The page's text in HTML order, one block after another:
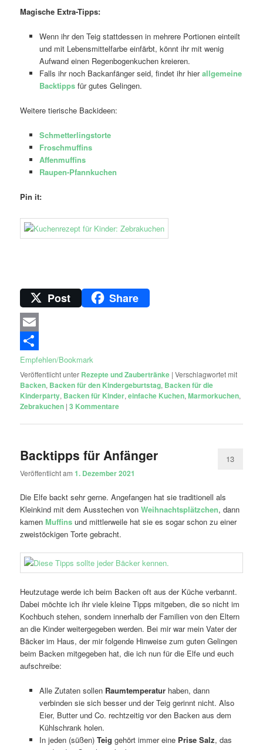
Magische Extra-Tipps:
Wenn ihr den Teig stattdessen in mehrere Portionen einteilt
und mit Lebensmittelfarbe einfärbt, könnt ihr mit wenig
Aufwand einen Regenbogenkuchen kreieren.
Falls ihr noch Backanfänger seid, findet ihr hierallgemeine
Backtippsfür gutes Gelingen.
Weitere tierische Backideen:
Schmetterlingstorte
Froschmuffins
Affenmuffins
Raupen-Pfannkuchen
Pin it:
Post Share
Email
Empfehlen/Bookmark
Veröffentlicht unter Rezepte und Zaubertränke |Verschlagwortet mit
Backen, Backen für den Kindergeburtstag, Backen für die
Kinderparty, Backen für Kinder,einfache Kuchen,Marmorkuchen,
Zebrakuchen |3 Kommentare
Backtipps für Anfänger
Veröffentlicht am1. Dezember 2021
13
Die Elfe backt sehr gerne. Angefangen hat sie traditionell als
Kleinkind mit dem Ausstechen vonWeihnachtsplätzchen, dann
kamen Muffins und mittlerweile hat sie es sogar schon zu einer
zweistöckigen Torte gebracht.
Heutzutage werde ich beim Backen oft aus der Küche verbannt.
Dabei möchte ich ihr viele kleine Tipps mitgeben, die so nicht im
Kochbuch stehen, sondern innerhalb der Familien von den Eltern
an die Kinder weitergegeben werden. Bei mir war mein Vater der
Bäcker im Haus, der mir folgende Hinweise zum guten Gelingen
beim Backen mitgegeben hat, die ich nun für die Elfe und euch
aufschreibe:
Alle Zutaten sollen Raumtemperaturhaben, dann
verbinden sie sich besser und der Teig gerinnt nicht. Also
Eier, Butter und Co. rechtzeitig vor den Backen aus dem
Kühlschrank holen.
In jeden (süßen) Teig gehört immer eine Prise Salz, das